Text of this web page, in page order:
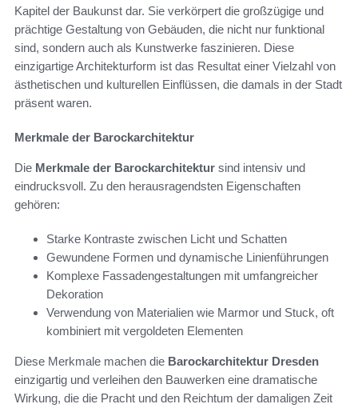
Kapitel der Baukunst dar. Sie verkörpert die großzügige und
prächtige Gestaltung von Gebäuden, die nicht nur funktional
sind, sondern auch als Kunstwerke faszinieren. Diese
einzigartige Architekturform ist das Resultat einer Vielzahl von
ästhetischen und kulturellen Einflüssen, die damals in der Stadt
präsent waren.
Merkmale der Barockarchitektur
Die Merkmale der Barockarchitektur sind intensiv und
eindrucksvoll. Zu den herausragendsten Eigenschaften
gehören:
Starke Kontraste zwischen Licht und Schatten
Gewundene Formen und dynamische Linienführungen
Komplexe Fassadengestaltungen mit umfangreicher
Dekoration
Verwendung von Materialien wie Marmor und Stuck, oft
kombiniert mit vergoldeten Elementen
Diese Merkmale machen die Barockarchitektur Dresden
einzigartig und verleihen den Bauwerken eine dramatische
Wirkung, die die Pracht und den Reichtum der damaligen Zeit